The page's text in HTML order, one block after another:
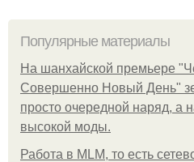
Популярные материалы
На шанхайской премьере
Совершенно Новый День"
просто очередной наряд, а
высокой моды.
Работа в MLM, то есть